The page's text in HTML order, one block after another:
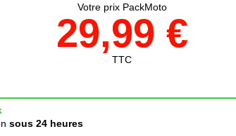
Votre prix PackMoto
29,99 €
TTC
sous 24 heures